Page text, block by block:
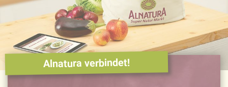
Alnatura verbindet!